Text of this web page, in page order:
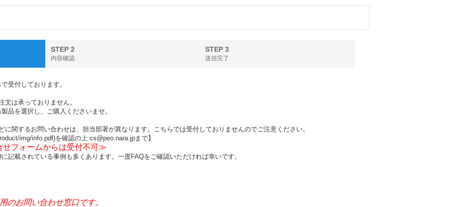
STEP 2
内容確認
STEP 3
送信完了
受付しております。
文は承っておりません。
品を選択し、ご購入くださいませ。
に関するお問い合わせは、担当部署が異なります。こちらでは受付しておりませんのでご注意ください。
img/info.pdf)を確認の上 cs@peo.nara.jpまで】
フォームからは受付不可≫
載されている事例も多くあります。一度FAQをご確認いただければ幸いです。
のお問い合わせ窓口です。